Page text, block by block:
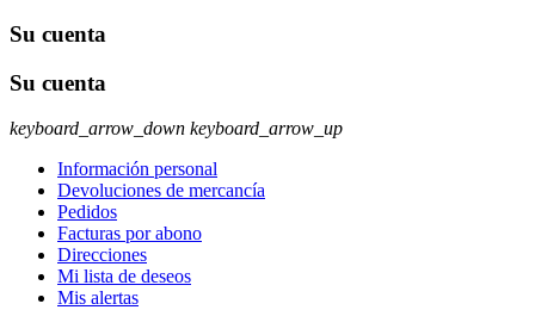
Su cuenta
Su cuenta
keyboard_arrow_down keyboard_arrow_up
Información personal
Devoluciones de mercancía
Pedidos
Facturas por abono
Direcciones
Mi lista de deseos
Mis alertas